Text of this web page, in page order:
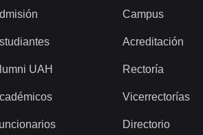
UAH
Campus
Acreditación
Rectoría
Vicerrectorías
Directorio